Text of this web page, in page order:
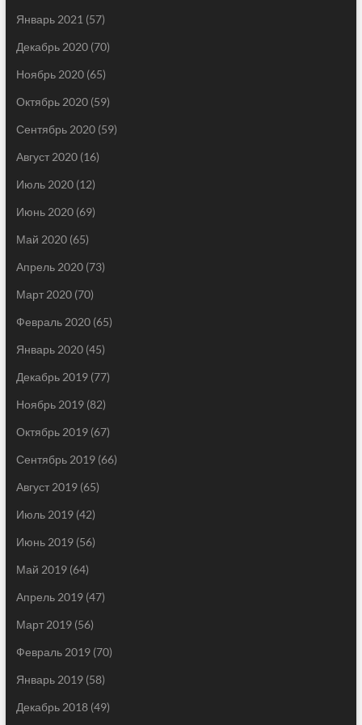
Январь 2021 (57)
Декабрь 2020(70)
Ноябрь 2020(65)
Октябрь 2020(59)
Сентябрь 2020(59)
Август 2020(16)
Июль 2020(12)
Июнь 2020(69)
Май 2020(65)
Апрель 2020(73)
Март 2020(70)
Февраль 2020(65)
Январь 2020(45)
Декабрь 2019(77)
Ноябрь 2019(82)
Октябрь 2019(67)
Сентябрь 2019(66)
Август 2019(65)
Июль 2019(42)
Июнь 2019(56)
Май 2019(64)
Апрель 2019(47)
Март 2019(56)
Февраль 2019(70)
Январь 2019(58)
Декабрь 2018(49)